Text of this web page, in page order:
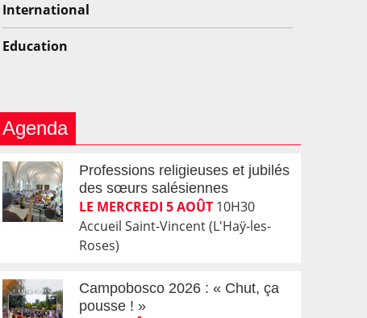
International
Education
Agenda
Professions religieuses et jubilés
des sœurs salésiennes
LE MERCREDI 5 AOÛT 10H30
Accueil Saint-Vincent (L'Haÿ-les-
Roses)
Campobosco 2026 : « Chut, ça
pousse ! »